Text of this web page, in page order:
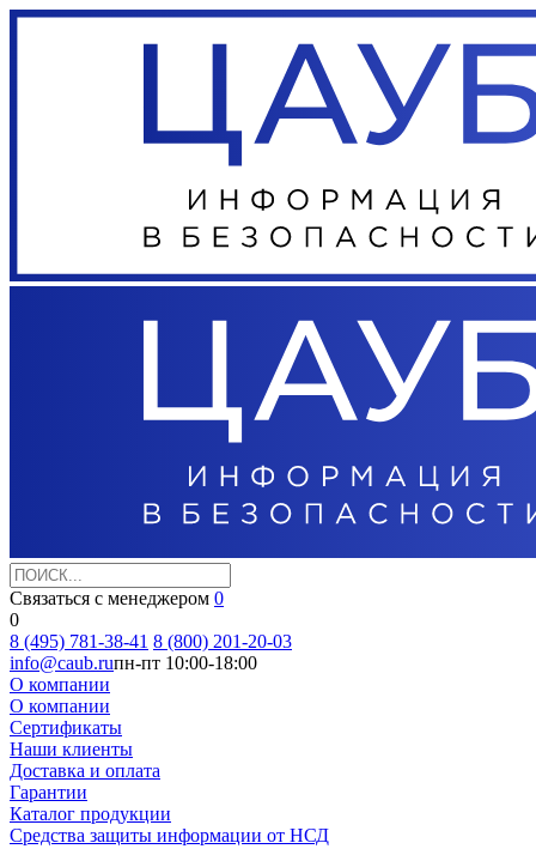
Связаться с менеджером 0
0
8 (495) 781-38-41 8 (800) 201-20-03
info@caub.ruпн-пт 10:00-18:00
О компании
О компании
Сертификаты
Наши клиенты
Доставка и оплата
Гарантии
Каталог продукции
Средства защиты информации от НСД